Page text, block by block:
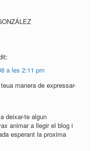
a les 2:11 pm
manera de expressar-
deixar-te algun
animar a llegir el blog i
esperant la proxima